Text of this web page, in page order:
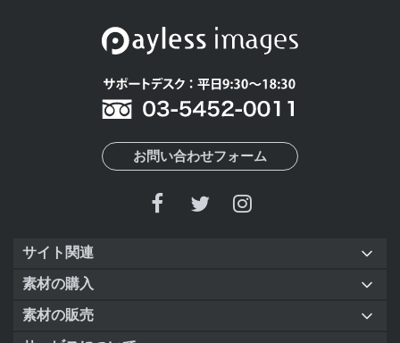
お問い合わせフォーム
サイト関連
素材の購入
素材の販売